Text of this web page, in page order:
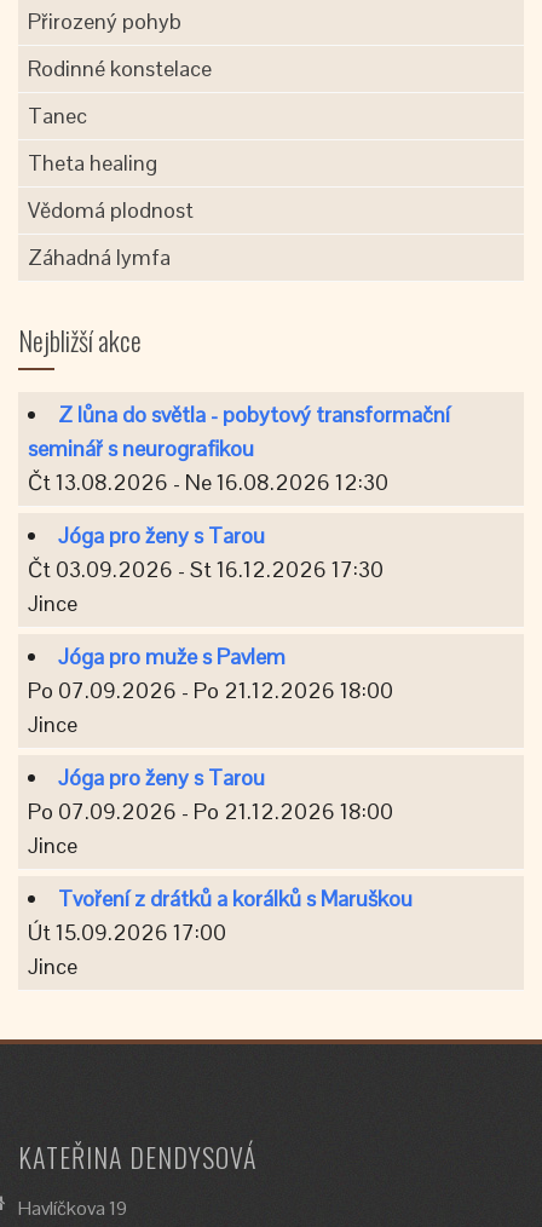
Přirozený pohyb
Rodinné konstelace
Tanec
Theta healing
Vědomá plodnost
Záhadná lymfa
Nejbližší akce
Z lůna do světla - pobytový transformační
seminář s neurografikou
Čt 13.08.2026 - Ne 16.08.2026 12:30
Jóga pro ženy s Tarou
Čt 03.09.2026 - St 16.12.2026 17:30
Jince
Jóga pro muže s Pavlem
Po 07.09.2026 - Po 21.12.2026 18:00
Jince
Jóga pro ženy s Tarou
Po 07.09.2026 - Po 21.12.2026 18:00
Jince
Tvoření z drátků a korálků s Maruškou
Út 15.09.2026 17:00
Jince
KATEŘINA DENDYSOVÁ
Havlíčkova 19